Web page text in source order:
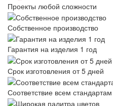
Проекты любой сложности
Собственное производство
Гарантия на изделия 1 год
Срок изготовления от 5 дней
Соответствие всем стандартам